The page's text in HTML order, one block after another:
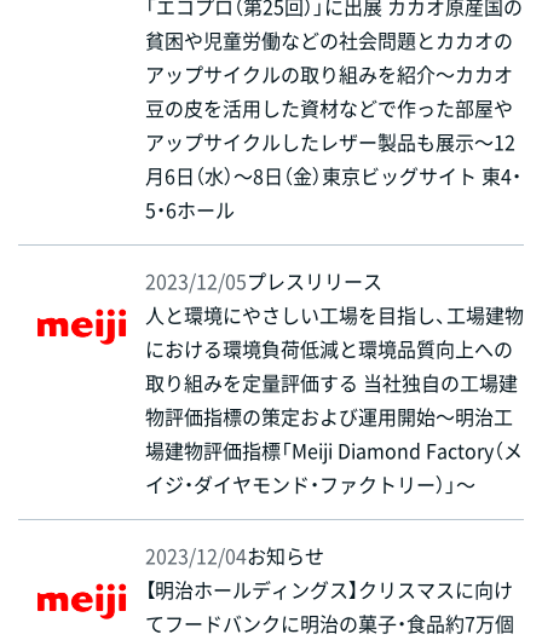
貧困や児童労働などの社会問題とカカオの
アップサイクルの取り組みを紹介～カカオ
豆の皮を活用した資材などで作った部屋や
アップサイクルしたレザー製品も展示～12
月6日（水）～8日（金）東京ビッグサイト 東4・
5・6ホール
2023/12/05プレスリリース
人と環境にやさしい工場を目指し、工場建物
における環境負荷低減と環境品質向上への
取り組みを定量評価する 当社独自の工場建
物評価指標の策定および運用開始～明治工
場建物評価指標「Meiji Diamond Factory（メ
イジ・ダイヤモンド・ファクトリー）」～
2023/12/04お知らせ
【明治ホールディングス】クリスマスに向け
てフードバンクに明治の菓子・食品約7万個